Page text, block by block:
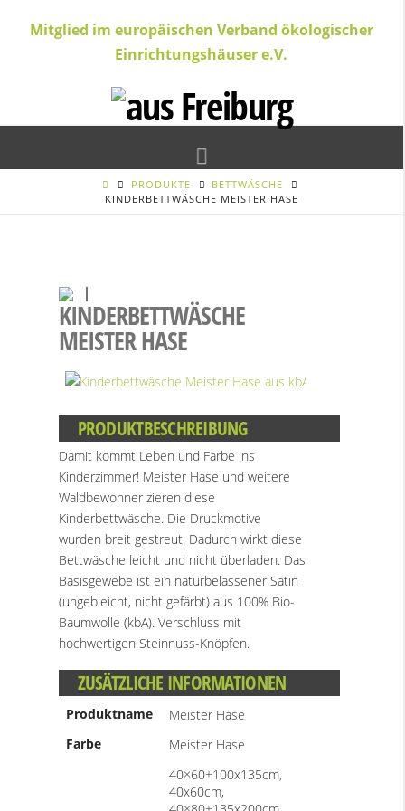
Mitglied im europäischen Verband ökologischer
Einrichtungshäuser e.V.
PRODUKTE
BETTWÄSCHE
KINDERBETTWÄSCHE MEISTER HASE
KINDERBETTWÄSCHE
MEISTER HASE
PRODUKTBESCHREIBUNG
Damit kommt Leben und Farbe ins
Kinderzimmer! Meister Hase und weitere
Waldbewohner zieren diese
Kinderbettwäsche. Die Druckmotive
wurden breit gestreut. Dadurch wirkt diese
Bettwäsche leicht und nicht überladen. Das
Basisgewebe ist ein naturbelassener Satin
(ungebleicht, nicht gefärbt) aus 100% Bio-
Baumwolle (kbA). Verschluss mit
hochwertigen Steinnuss-Knöpfen.
ZUSÄTZLICHE INFORMATIONEN
Produktname
Meister Hase
Farbe
Meister Hase
40×60+100x135cm,
40x60cm,